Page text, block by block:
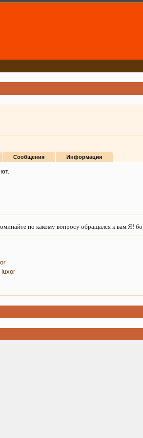
Сообщения Информация
по какому вопросу обращался к вам Я! бо